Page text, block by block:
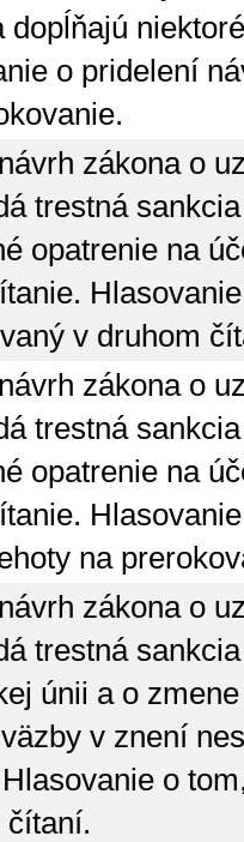
dopĺňajú
o pridelení
zákona o
trestná
opatrenie na
v druhom
zákona o
trestná
opatrenie na
na
zákona o
trestná
únii a o
v znení
o
čítaní.